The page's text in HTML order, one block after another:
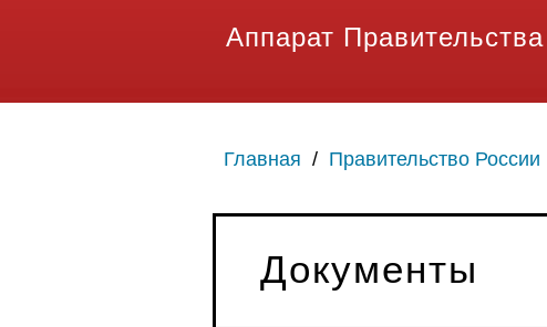
Аппарат Правительства
Главная / Правительство России
Документы